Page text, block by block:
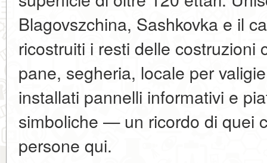
Blagovszchina, Sashkovka e il
ricostruiti i resti delle costruzioni
pane, segheria, locale per
installati pannelli informativi e
simboliche — un ricordo di quei
persone qui.